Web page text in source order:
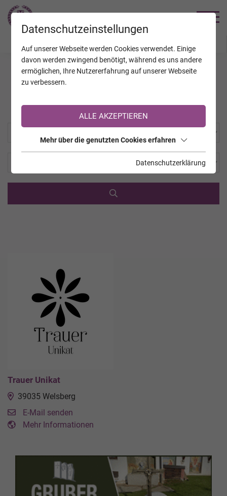
Diverse Unternehmen
Trauer Unikat
39035 Welsberg
E-Mail senden
Mehr Informationen
Datenschutzeinstellungen
Auf unserer Webseite werden Cookies verwendet. Einige
davon werden zwingend benötigt, während es uns andere
ermöglichen, Ihre Nutzererfahrung auf unserer Webseite
zu verbessern.
ALLE AKZEPTIEREN
Mehr über die genutzten Cookies erfahren
Datenschutzerklärung
JAHRESTAGE KALENDER VERSTORBENE